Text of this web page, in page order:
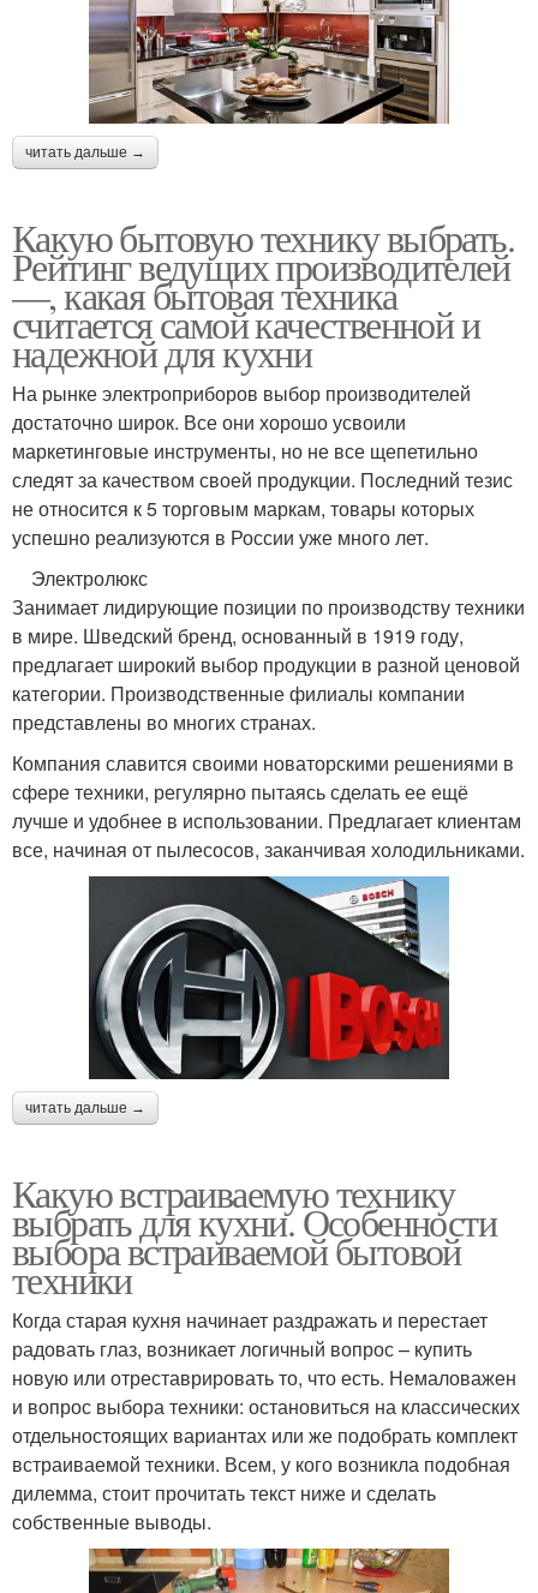
читать дальше →
Какую бытовую технику выбрать.
Рейтинг ведущих производителей
—, какая бытовая техника
считается самой качественной и
надежной для кухни
На рынке электроприборов выбор производителей
достаточно широк. Все они хорошо усвоили
маркетинговые инструменты, но не все щепетильно
следят за качеством своей продукции. Последний тезис
не относится к 5 торговым маркам, товары которых
успешно реализуются в России уже много лет.
Электролюкс
Занимает лидирующие позиции по производству техники
в мире. Шведский бренд, основанный в 1919 году,
предлагает широкий выбор продукции в разной ценовой
категории. Производственные филиалы компании
представлены во многих странах.
Компания славится своими новаторскими решениями в
сфере техники, регулярно пытаясь сделать ее ещё
лучше и удобнее в использовании. Предлагает клиентам
все, начиная от пылесосов, заканчивая холодильниками.
читать дальше →
Какую встраиваемую технику
выбрать для кухни. Особенности
выбора встраиваемой бытовой
техники
Когда старая кухня начинает раздражать и перестает
радовать глаз, возникает логичный вопрос – купить
новую или отреставрировать то, что есть. Немаловажен
и вопрос выбора техники: остановиться на классических
отдельностоящих вариантах или же подобрать комплект
встраиваемой техники. Всем, у кого возникла подобная
дилемма, стоит прочитать текст ниже и сделать
собственные выводы.